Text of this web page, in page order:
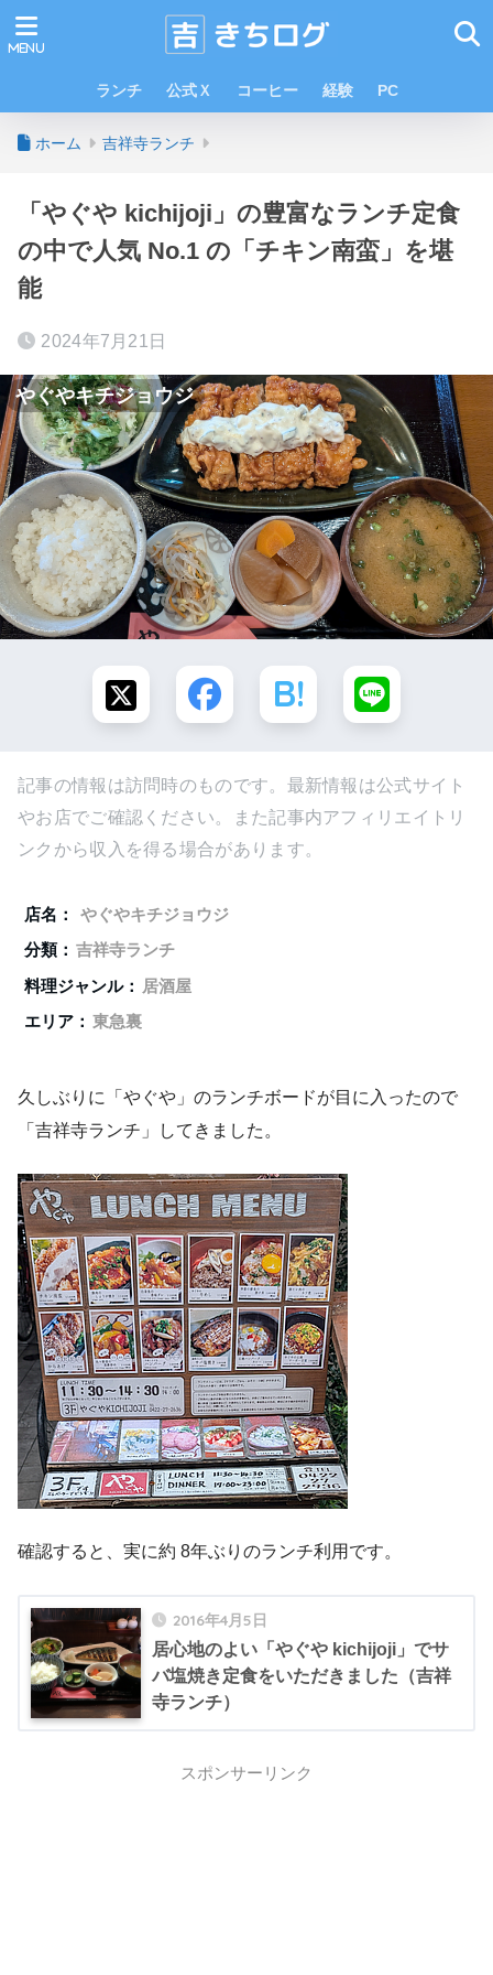
ランチ 公式Ｘ コーヒー 経験 PC
ホーム 吉祥寺ランチ
「やぐや kichijoji」の豊富なランチ定食
の中で人気 No.1 の「チキン南蛮」を堪
能
2024年7月21日
やぐやキチジョウジ
記事の情報は訪問時のものです。最新情報は公式サイト
やお店でご確認ください。また記事内アフィリエイトリ
ンクから収入を得る場合があります。
店名：
やぐやキチジョウジ
分類： 吉祥寺ランチ
料理ジャンル： 居酒屋
エリア： 東急裏
久しぶりに「やぐや」のランチボードが目に入ったので
「吉祥寺ランチ」してきました。
確認すると、実に約 8年ぶりのランチ利用です。
2016年4月5日
居心地のよい「やぐや kichijoji」でサ
バ塩焼き定食をいただきました（吉祥
寺ランチ）
スポンサーリンク